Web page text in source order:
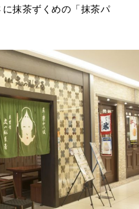
抹茶ずくめの「抹茶パ